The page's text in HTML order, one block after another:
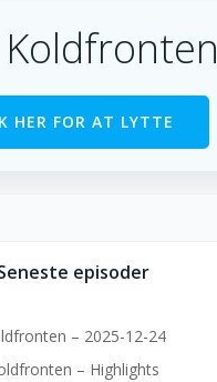
HER FOR AT LYTTE
episoder
– 2025-12-24
– Highlights